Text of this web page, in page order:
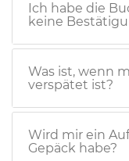
Ich habe die
keine
Was ist, wenn
verspätet ist?
Wird mir ein
Gepäck habe?